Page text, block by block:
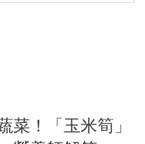
菜！「玉米筍」